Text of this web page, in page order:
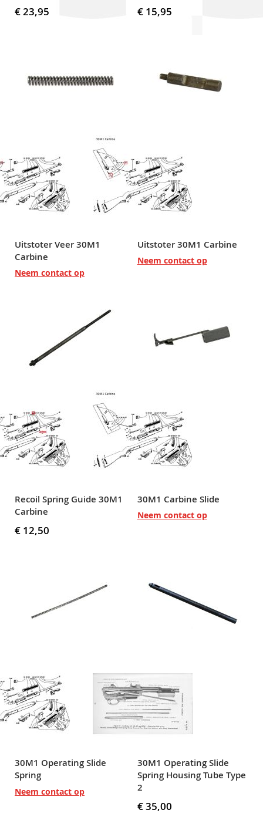
€ 23,95 € 15,95
Uitstoter Veer 30M1
Carbine
Neem contact op
Uitstoter 30M1 Carbine
Neem contact op
Recoil Spring Guide 30M1
Carbine
€ 12,50
30M1 Carbine Slide
Neem contact op
30M1 Operating Slide
Spring
Neem contact op
30M1 Operating Slide
Spring Housing Tube Type
2
€ 35,00